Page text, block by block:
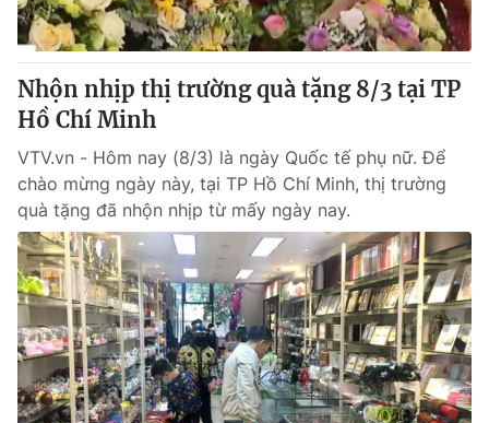
Sản phẩm
Thị trường
Tư vấn
Lịch phát sóng
Emagazine Podcast
Photo Infographic
Video Shorts video
VTV Money VTV Thể thao
Nhộn nhịp thị trường quà tặng 8/3 tại TP
Hồ Chí Minh
VTV.vn - Hôm nay (8/3) là ngày Quốc tế phụ nữ. Để
chào mừng ngày này, tại TP Hồ Chí Minh, thị trường
quà tặng đã nhộn nhịp từ mấy ngày nay.